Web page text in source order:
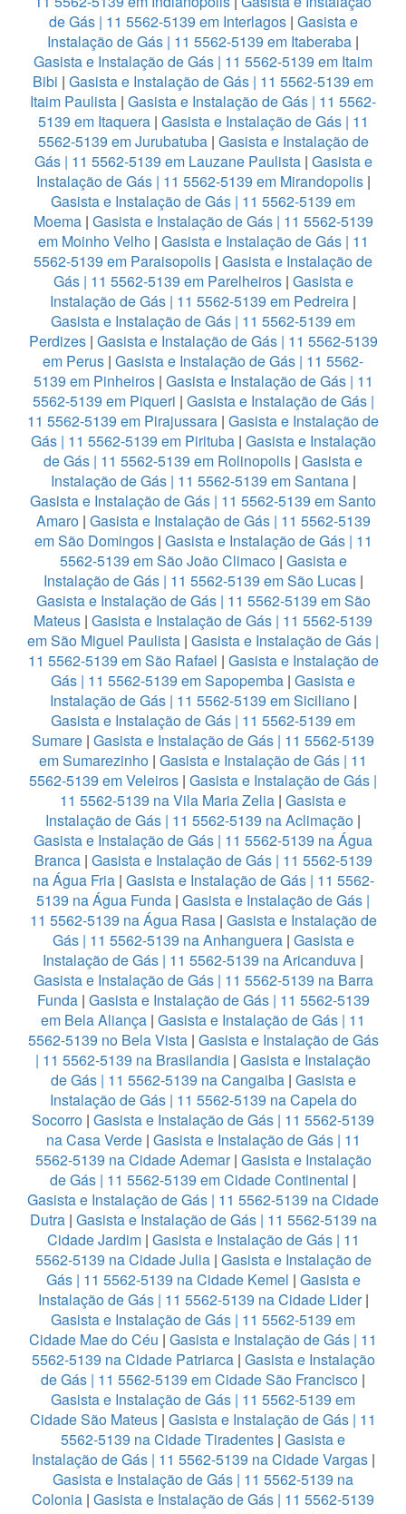
de Gás | 11 5562-5139 em Interlagos| Gasista e
Instalação de Gás | 11 5562-5139 em Itaberaba |
Gasista e Instalação de Gás | 11 5562-5139 em Itaim
Bibi | Gasista e Instalação de Gás | 11 5562-5139 em
Itaim Paulista | Gasista e Instalação de Gás | 11 5562-
5139 em Itaquera| Gasista e Instalação de Gás | 11
5562-5139 em Jurubatuba| Gasista e Instalação de
Gás | 11 5562-5139 em Lauzane Paulista | Gasista e
Instalação de Gás | 11 5562-5139 em Mirandopolis|
Gasista e Instalação de Gás | 11 5562-5139 em
Moema| Gasista e Instalação de Gás | 11 5562-5139
em Moinho Velho | Gasista e Instalação de Gás | 11
5562-5139 em Paraisopolis | Gasista e Instalação de
Gás | 11 5562-5139 em Parelheiros| Gasista e
Instalação de Gás | 11 5562-5139 em Pedreira |
Gasista e Instalação de Gás | 11 5562-5139 em
Perdizes| Gasista e Instalação de Gás | 11 5562-5139
em Perus | Gasista e Instalação de Gás | 11 5562-
5139 em Pinheiros| Gasista e Instalação de Gás | 11
5562-5139 em Piqueri | Gasista e Instalação de Gás |
11 5562-5139 em Pirajussara | Gasista e Instalação de
Gás | 11 5562-5139 em Pirituba| Gasista e Instalação
de Gás | 11 5562-5139 em Rolinopolis | Gasista e
Instalação de Gás | 11 5562-5139 em Santana|
Gasista e Instalação de Gás | 11 5562-5139 em Santo
Amaro| Gasista e Instalação de Gás | 11 5562-5139
em São Domingos| Gasista e Instalação de Gás | 11
5562-5139 em São João Climaco| Gasista e
Instalação de Gás | 11 5562-5139 em São Lucas|
Gasista e Instalação de Gás | 11 5562-5139 em São
Mateus | Gasista e Instalação de Gás | 11 5562-5139
em São Miguel Paulista | Gasista e Instalação de Gás |
11 5562-5139 em São Rafael | Gasista e Instalação de
Gás | 11 5562-5139 em Sapopemba | Gasista e
Instalação de Gás | 11 5562-5139 em Siciliano|
Gasista e Instalação de Gás | 11 5562-5139 em
Sumare | Gasista e Instalação de Gás | 11 5562-5139
em Sumarezinho | Gasista e Instalação de Gás | 11
5562-5139 em Veleiros | Gasista e Instalação de Gás |
11 5562-5139 na Vila Maria Zelia | Gasista e
Instalação de Gás | 11 5562-5139 na Aclimação |
Gasista e Instalação de Gás | 11 5562-5139 na Água
Branca| Gasista e Instalação de Gás | 11 5562-5139
na Água Fria| Gasista e Instalação de Gás | 11 5562-
5139 na Água Funda | Gasista e Instalação de Gás |
11 5562-5139 na Água Rasa | Gasista e Instalação de
Gás | 11 5562-5139 na Anhanguera| Gasista e
Instalação de Gás | 11 5562-5139 na Aricanduva |
Gasista e Instalação de Gás | 11 5562-5139 na Barra
Funda | Gasista e Instalação de Gás | 11 5562-5139
em Bela Aliança | Gasista e Instalação de Gás | 11
5562-5139 no Bela Vista| Gasista e Instalação de Gás
| 11 5562-5139 na Brasilandia | Gasista e Instalação
de Gás | 11 5562-5139 na Cangaiba| Gasista e
Instalação de Gás | 11 5562-5139 na Capela do
Socorro | Gasista e Instalação de Gás | 11 5562-5139
na Casa Verde| Gasista e Instalação de Gás | 11
5562-5139 na Cidade Ademar| Gasista e Instalação
de Gás | 11 5562-5139 em Cidade Continental |
Gasista e Instalação de Gás | 11 5562-5139 na Cidade
Dutra | Gasista e Instalação de Gás | 11 5562-5139 na
Cidade Jardim| Gasista e Instalação de Gás | 11
5562-5139 na Cidade Julia | Gasista e Instalação de
Gás | 11 5562-5139 na Cidade Kemel | Gasista e
Instalação de Gás | 11 5562-5139 na Cidade Lider|
Gasista e Instalação de Gás | 11 5562-5139 em
Cidade Mae do Céu | Gasista e Instalação de Gás | 11
5562-5139 na Cidade Patriarca| Gasista e Instalação
de Gás | 11 5562-5139 em Cidade São Francisco |
Gasista e Instalação de Gás | 11 5562-5139 em
Cidade São Mateus | Gasista e Instalação de Gás | 11
5562-5139 na Cidade Tiradentes | Gasista e
Instalação de Gás | 11 5562-5139 na Cidade Vargas |
Gasista e Instalação de Gás | 11 5562-5139 na
Colonia | Gasista e Instalação de Gás | 11 5562-5139